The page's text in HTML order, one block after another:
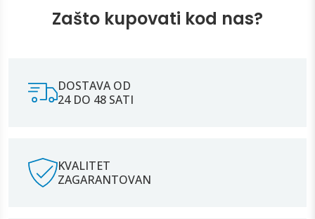
Zašto kupovati kod nas?
DOSTAVA OD
24 DO 48 SATI
KVALITET
ZAGARANTOVAN